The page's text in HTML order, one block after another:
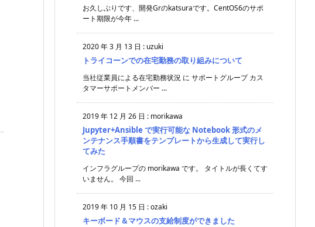
お久しぶりです、開発Grのkatsuraです。CentOS6のサポ
ート期限が今年 ...
2020 年 3 月 13 日 : uzuki
トライコーンでの在宅勤務の取り組みについて
当社従業員による在宅勤務状況 に サポートグループ カス
タマーサポートメンバー ...
2019 年 12 月 26 日 : morikawa
Jupyter+Ansible で実行可能な Notebook 形式のメ
ンテナンス手順書をテンプレートから生成して実行し
てみた
インフラグループの morikawa です。 タイトルが長くてす
いません。 今回 ...
2019 年 10 月 15 日 :ozaki
キーボード＆マウスの支給制度ができました